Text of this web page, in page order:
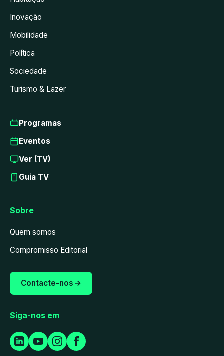
Inovação
Mobilidade
Política
Sociedade
Turismo & Lazer
Programas
Eventos
Ver (TV)
Guia TV
Sobre
Quem somos
Compromisso Editorial
Contacte-nos
Siga-nos em